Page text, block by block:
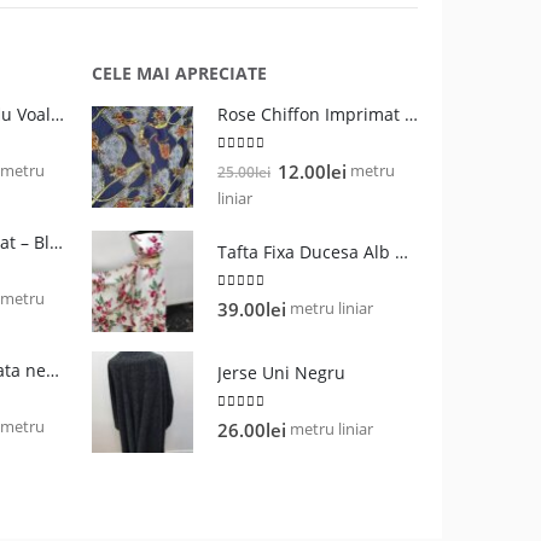
Barbie Uni /Triplu Voal / Viena - Bleu Baby
Prețul
metru
Organza Metalizat – Bleumarin
Prețul
metru
Vascoza imprimata negru cu alb
Prețul
metru
CELE MAI APRECIATE
Rose Chiffon Imprimat Navy
25.00lei Prețul
fost:
12.00lei Prețul
12.00lei.
metru
liniar
Tafta Fixa Ducesa Alb Bujori Roz
5.00out of 5
39.00lei metru liniar
Jerse Uni Negru
5.00out of 5
26.00lei metru liniar